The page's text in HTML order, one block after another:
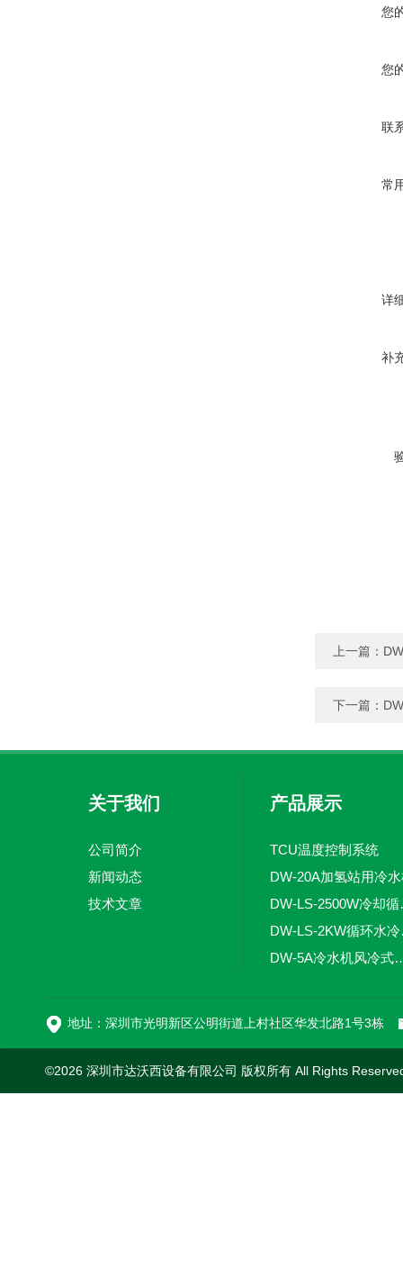
您
您
联
常
详
补
上一篇：
下一篇：
关于我们
公司简介
新闻动态
技术文章
产品展示
TCU温度控制系统
DW-20A加氢站用冷
DW-
DW-5A冷水机
地址：深圳市光明新区公明街道上村社区华发北路1号3栋
©2026 深圳市达沃西设备有限公司 版权所有 All Rights